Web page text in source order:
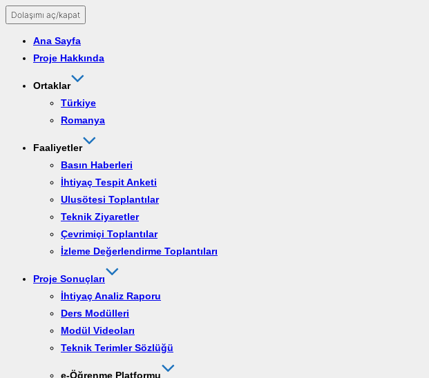
Dolaşımı aç/kapat
Ana Sayfa
Proje Hakkında
Ortaklar
Türkiye
Romanya
Faaliyetler
Basın Haberleri
İhtiyaç Tespit Anketi
Ulusötesi Toplantılar
Teknik Ziyaretler
Çevrimiçi Toplantılar
İzleme Değerlendirme Toplantıları
Proje Sonuçları
İhtiyaç Analiz Raporu
Ders Modülleri
Modül Videoları
Teknik Terimler Sözlüğü
e-Öğrenme Platformu